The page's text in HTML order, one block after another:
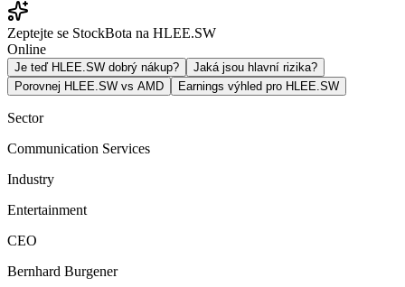
Zeptejte se StockBota na HLEE.SW
Online
Je teď HLEE.SW dobrý nákup?
Jaká jsou hlavní rizika?
Porovnej HLEE.SW vs AMD
Earnings výhled pro HLEE.SW
Sector
Communication Services
Industry
Entertainment
CEO
Bernhard Burgener